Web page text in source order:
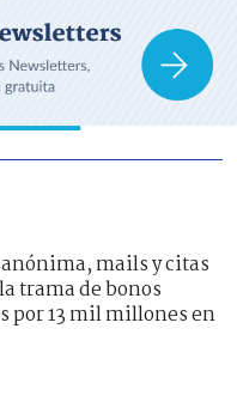
mails y citas
trama de bonos
por 13 mil millones en